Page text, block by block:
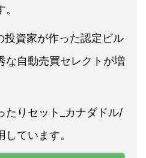
資家が作った認定ビル
な自動売買セレクトが増
たりセット_カナダドル/
ています。